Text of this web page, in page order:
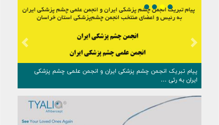
پیام تبریک انجمن چشم ‌پزشکی ایران و انجمن علمی چشم‌ پزشکی
ایران به رئی ...
Previous Next